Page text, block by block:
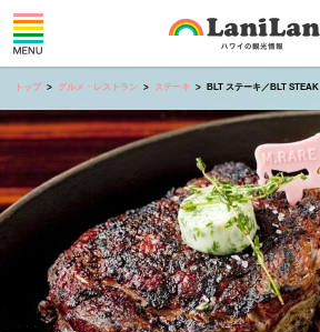
トップ グルメ・レストラン ステーキ BLT ステーキ／BLT STEAK